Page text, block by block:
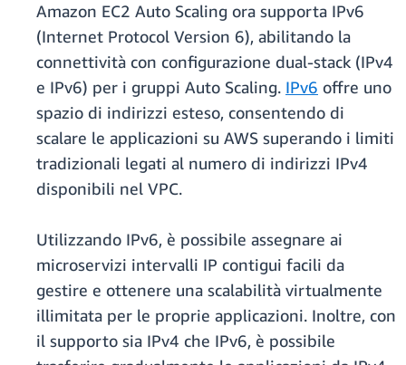
Amazon EC2 Auto Scaling ora supporta IPv6
(Internet Protocol Version 6), abilitando la
connettività con configurazione dual-stack (IPv4
e IPv6) per i gruppi Auto Scaling. IPv6 offre uno
spazio di indirizzi esteso, consentendo di
scalare le applicazioni su AWS superando i limiti
tradizionali legati al numero di indirizzi IPv4
disponibili nel VPC.
Utilizzando IPv6, è possibile assegnare ai
microservizi intervalli IP contigui facili da
gestire e ottenere una scalabilità virtualmente
illimitata per le proprie applicazioni. Inoltre, con
il supporto sia IPv4 che IPv6, è possibile